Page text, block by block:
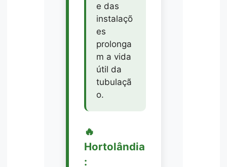
e das
instalaçõ
es
prolonga
m a vida
útil da
tubulaçã
o.
🔥
Hortolândia
: